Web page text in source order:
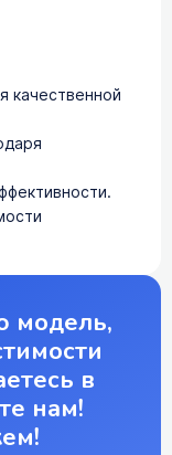
качественной
модель,
в
нам!